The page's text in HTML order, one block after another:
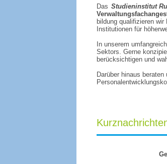
Das Studien­institut
bildung quali­fizieren
Institutionen für
In unserem
Sektors. Gerne
berück­sichtigen und
Darüber hinaus